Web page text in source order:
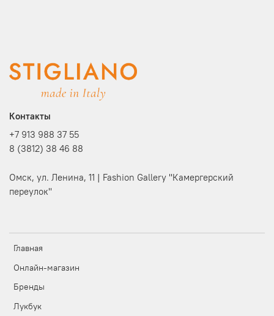
Главная
Онлайн-магазин
Бренды
Лукбук
Контакты
+7 913 988 37 55
8 (3812) 38 46 88
Омск, ул. Ленина, 11 | Fashion Gallery "Камергерский
переулок"